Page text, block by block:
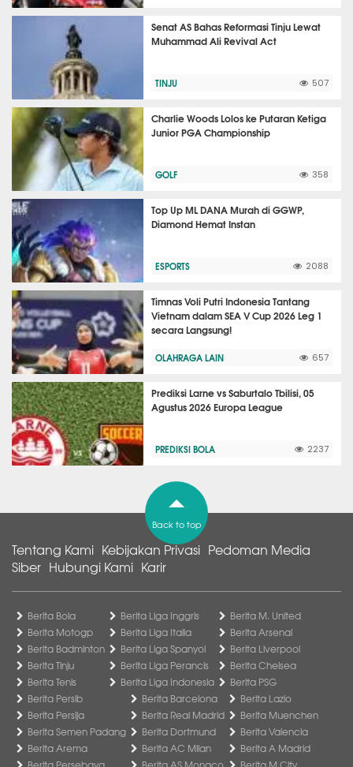
Senat AS Bahas Reformasi Tinju Lewat
Muhammad Ali Revival Act
TINJU 507
Charlie Woods Lolos ke Putaran Ketiga
Junior PGA Championship
GOLF 358
Top Up ML DANA Murah di GGWP,
Diamond Hemat Instan
ESPORTS 2088
Timnas Voli Putri Indonesia Tantang
Vietnam dalam SEA V Cup 2026 Leg 1
secara Langsung!
OLAHRAGA LAIN 657
Prediksi Larne vs Saburtalo Tbilisi, 05
Agustus 2026 Europa League
PREDIKSI BOLA 2237
Back to top
Tentang Kami Kebijakan Privasi Pedoman Media
Siber Hubungi Kami Karir
Berita Bola
Berita Motogp
Berita Badminton
Berita Tinju
Berita Tenis
Berita Liga Inggris
Berita Liga Italia
Berita Liga Spanyol
Berita Liga Perancis
Berita Liga Indonesia
Berita M. United
Berita Arsenal
Berita Liverpool
Berita Chelsea
Berita PSG
Berita Persib
Berita Persija
Berita Semen Padang
Berita Arema
Berita Barcelona
Berita Real Madrid
Berita Dortmund
Berita AC Milan
Berita Lazio
Berita Muenchen
Berita Valencia
Berita A Madrid